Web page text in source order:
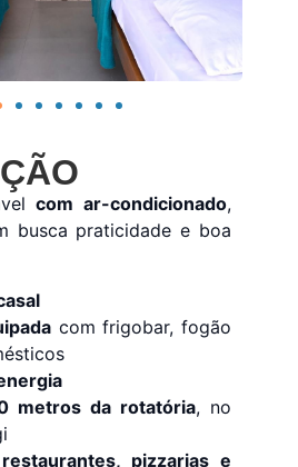
com ar-condicionado
busca praticidade e boa
com frigobar, fogão
metros da rotatória , no
restaurantes, pizzarias e